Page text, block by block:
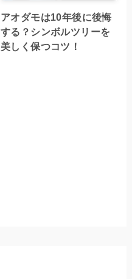
アオダモは10年後に後悔
する？シンボルツリーを
美しく保つコツ！